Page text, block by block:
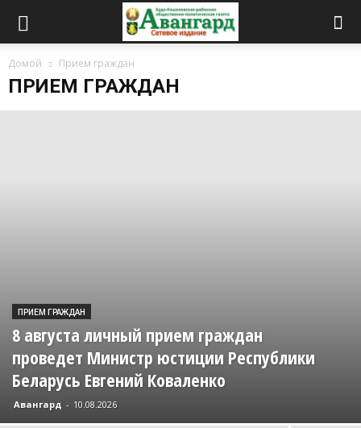
Домой Прием граждан
ПРИЕМ ГРАЖДАН
ПРИЕМ ГРАЖДАН
8 августа личный прием граждан
проведет Министр юстиции Республики
Беларусь Евгений Коваленко
Авангард - 10.08.2026